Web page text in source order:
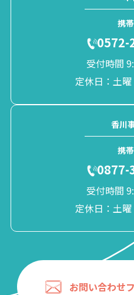
携
0572-
受付時間
定休日：土
香川
携
0877-
受付時間
定休日：土
お問い合わせ